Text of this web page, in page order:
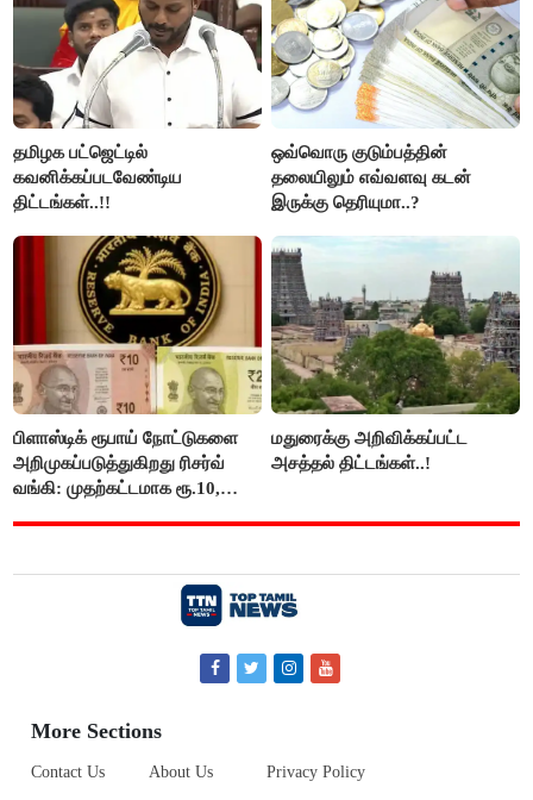
தமிழக பட்ஜெட்டில்
கவனிக்கப்படவேண்டிய
திட்டங்கள்..!!
ஒவ்வொரு குடும்பத்தின்
தலையிலும் எவ்வளவு கடன்
இருக்கு தெரியுமா..?
பிளாஸ்டிக் ரூபாய் நோட்டுகளை
அறிமுகப்படுத்துகிறது ரிசர்வ்
வங்கி: முதற்கட்டமாக ரூ.10,
மதுரைக்கு அறிவிக்கப்பட்ட
அசத்தல் திட்டங்கள்..!
More Sections
Contact Us About Us Privacy Policy